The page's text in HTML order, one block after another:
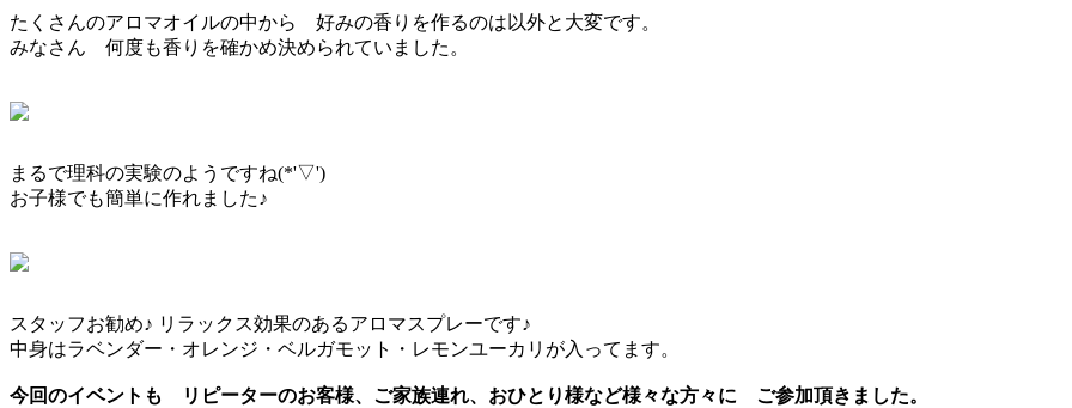
たくさんのアロマオイルの中から 好みの香りを作るのは以外と大変です。
みなさん 何度も香りを確かめ決められていました。
まるで理科の実験のようですね(*'▽')
お子様でも簡単に作れました♪
スタッフお勧め♪ リラックス効果のあるアロマスプレーです♪
中身はラベンダー・オレンジ・ベルガモット・レモンユーカリが入ってます。
今回のイベントも リピーターのお客様、ご家族連れ、おひとり様など様々な方々に ご参加頂きました。